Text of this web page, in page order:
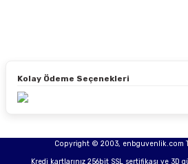
Kolay Ödeme Seçenekleri
Copyright © 2003, enbguvenlik.com
Kredi kartlarınız 256bit SSL sertifikası ve 3D